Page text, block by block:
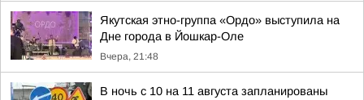
Якутская этно-группа «Ордо» выступила на
Дне города в Йошкар-Оле
Вчера, 21:48
В ночь с 10 на 11 августа запланированы